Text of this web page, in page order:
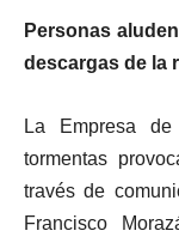
Personas
descargas de la
La Empresa
tormentas
través de
Francisco